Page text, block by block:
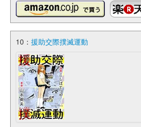
10： 援助交際撲滅運動